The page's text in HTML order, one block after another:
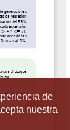
de
nuestra